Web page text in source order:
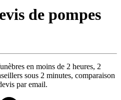
de pompes
en moins de 2 heures, 2
sous 2 minutes, comparaison
par email.